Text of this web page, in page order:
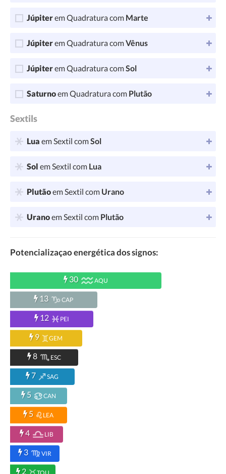
Júpiterem Quadratura com Marte
Júpiterem Quadratura comVênus
Júpiterem Quadratura comSol
Saturnoem Quadratura com Plutão
Sextils
Lua em Sextil comSol
Sol em Sextil com Lua
Plutãoem Sextil com Urano
Uranoem Sextil com Plutão
Potencializaçao energética dos signos:
30 AQU
13 CAP
12 PEI
9 GEM
8 ESC
7 SAG
5 CAN
5 LEA
4 LIB
3 VIR
2 TOU